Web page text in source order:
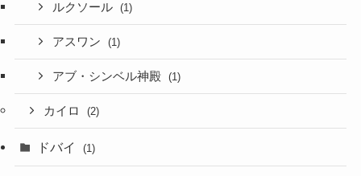
ルクソール (1)
アスワン (1)
アブ・シンベル神殿 (1)
カイロ (2)
ドバイ (1)